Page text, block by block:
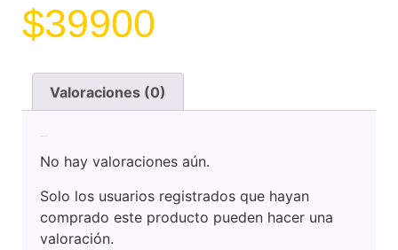
$39900
Valoraciones (0)
No hay valoraciones aún.
Solo los usuarios registrados que hayan
comprado este producto pueden hacer una
valoración.